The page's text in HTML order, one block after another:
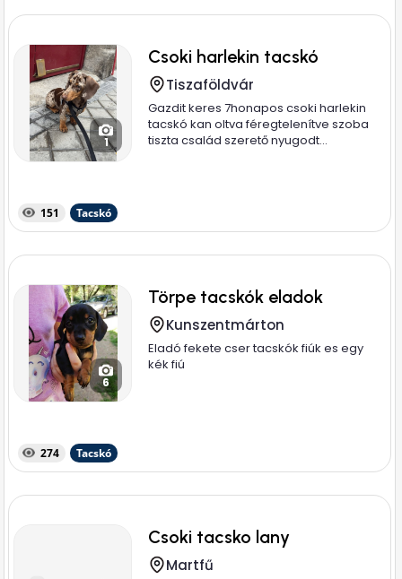
1
Csoki harlekin tacskó
Tiszaföldvár
Gazdit keres 7honapos csoki harlekin
tacskó kan oltva féregtelenítve szoba
tiszta család szerető nyugodt...
151 Tacskó
6
Törpe tacskók eladok
Kunszentmárton
Eladó fekete cser tacskók fiúk es egy
kék fiú
274 Tacskó
Csoki tacsko lany
Martfű